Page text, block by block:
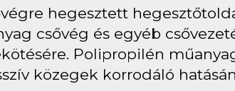
hegesztett
csővég és egyéb
Polipropilén
közegek korrodáló